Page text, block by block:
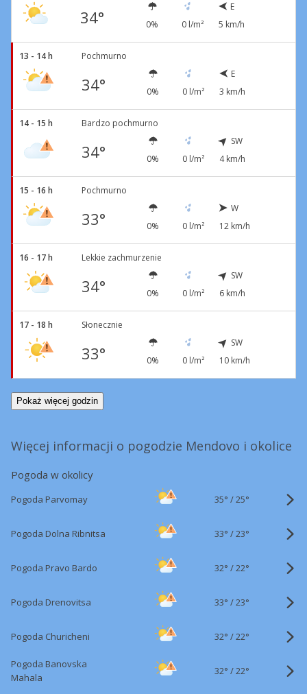
34° 0% 0 l/m²
E
5 km/h
13 - 14 h Pochmurno
34° 0% 0 l/m²
E
3 km/h
14 - 15 h Bardzo pochmurno
34° 0% 0 l/m²
SW
4 km/h
15 - 16 h Pochmurno
33° 0% 0 l/m²
W
12 km/h
16 - 17 h Lekkie zachmurzenie
34° 0% 0 l/m²
SW
6 km/h
17 - 18 h Słonecznie
33° 0% 0 l/m²
SW
10 km/h
Pokaż więcej godzin
Więcej informacji o pogodzie Mendovo i okolice
Pogoda w okolicy
Pogoda Parvomay 35° /25°
Pogoda Dolna Ribnitsa 33° /23°
Pogoda Pravo Bardo 32° /22°
Pogoda Drenovitsa 33° /23°
Pogoda Churicheni 32° /22°
Pogoda Banovska
Mahala
32° /22°